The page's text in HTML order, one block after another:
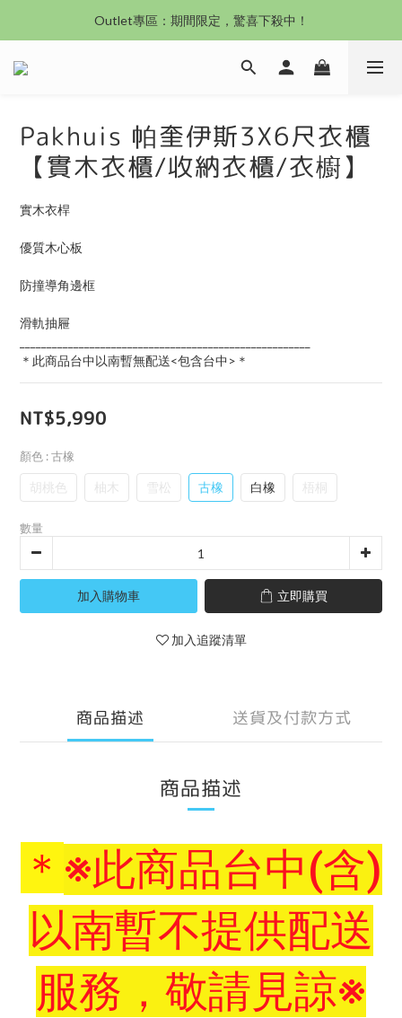
沙發新登場｜想躺就躺，頭等艙到商務艙一次擁有
Outlet專區：期間限定，驚喜下殺中！
Pakhuis 帕奎伊斯3X6尺衣櫃
【實木衣櫃/收納衣櫃/衣櫥】
實木衣桿
優質木心板
防撞導角邊框
滑軌抽屜
＊此商品台中以南暫無配送<包含台中>＊
NT$5,990
顏色 : 古橡
胡桃色 柚木 雪松 古橡 白橡 梧桐
數量
加入購物車 立即購買
加入追蹤清單
商品描述 送貨及付款方式
商品描述
＊ ※此商品台中(含)
以南暫不提供配送
服務，敬請見諒※